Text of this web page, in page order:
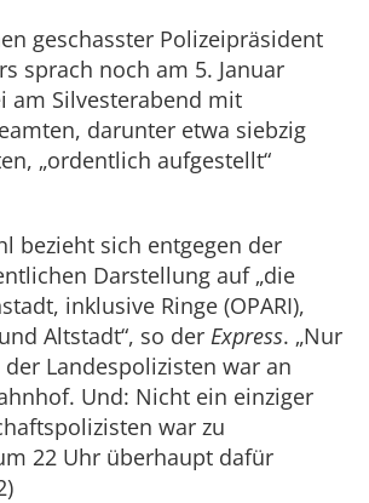
geschasster Polizeipräsident
sprach noch am 5. Januar
am Silvesterabend mit
darunter etwa siebzig
„ordentlich aufgestellt“
bezieht sich entgegen der
Darstellung auf „die
inklusive Ringe (OPARI),
Altstadt“, so der Express. „Nur
Landespolizisten war an
Und: Nicht ein einziger
war zu
22 Uhr überhaupt dafür